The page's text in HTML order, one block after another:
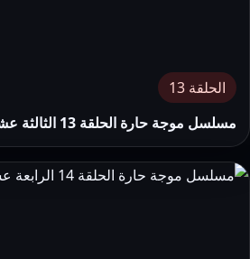
الحلقة 13
مسلسل موجة حارة الحلقة 13 الثالثة عشر HD